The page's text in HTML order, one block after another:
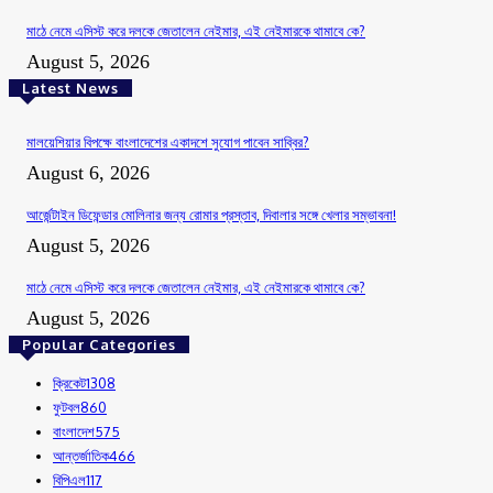
মাঠে নেমে এসিস্ট করে দলকে জেতালেন নেইমার, এই নেইমারকে থামাবে কে?
August 5, 2026
Latest News
মালয়েশিয়ার বিপক্ষে বাংলাদেশের একাদশে সুযোগ পাবেন সাব্বির?
August 6, 2026
আর্জেন্টাইন ডিফেন্ডার মোলিনার জন্য রোমার প্রস্তাব, দিবালার সঙ্গে খেলার সম্ভাবনা!
August 5, 2026
মাঠে নেমে এসিস্ট করে দলকে জেতালেন নেইমার, এই নেইমারকে থামাবে কে?
August 5, 2026
Popular Categories
ক্রিকেট1308
ফুটবল860
বাংলাদেশ575
আন্তর্জাতিক466
বিপিএল117